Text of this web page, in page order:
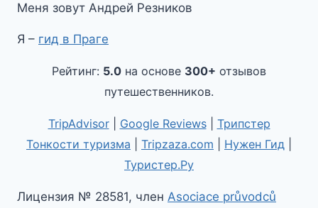
Меня зовут Андрей Резников
Я – гид в Праге
Рейтинг: 5.0 на основе 300+ отзывов
путешественников.
TripAdvisor| Google Reviews| Трипстер
Тонкости туризма
Tripzaza.com Нужен Гид
Туристер.Ру
Лицензия № 28581, член Asociace průvodců